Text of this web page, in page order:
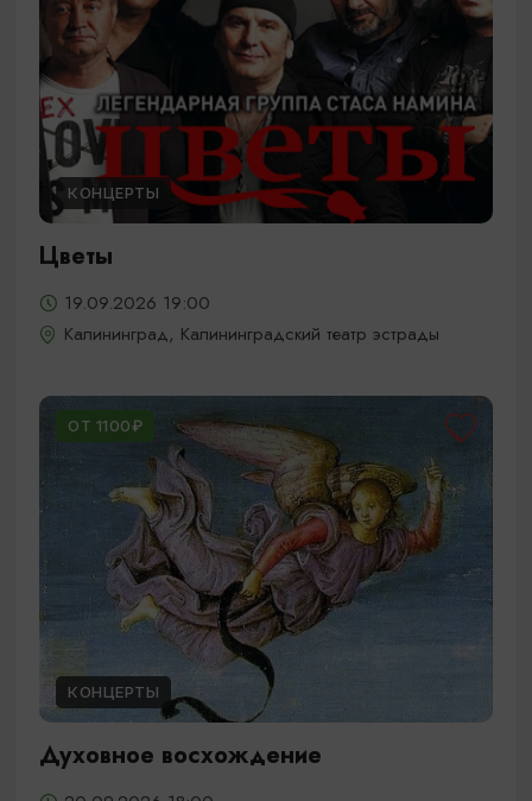
КОНЦЕРТЫ
Цветы
19.09.2026 19:00
Калининград, Калининградский театр эстрады
ОТ 1100₽
КОНЦЕРТЫ
Духовное восхождение